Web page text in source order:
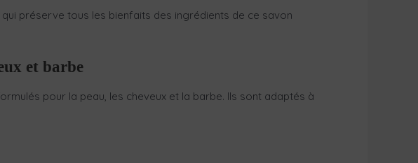
préserve tous les bienfaits des ingrédients de ce savon
et barbe
pour la peau, les cheveux et la barbe. Ils sont adaptés à